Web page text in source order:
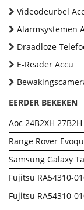
Videodeurbel
Alarmsystemen
Draadloze
E-Reader Accu
EERDER BEKEKEN
Aoc 24B2XH
Range Rover
Samsung Galaxy
Fujitsu RA54310-
Fujitsu RA54310-